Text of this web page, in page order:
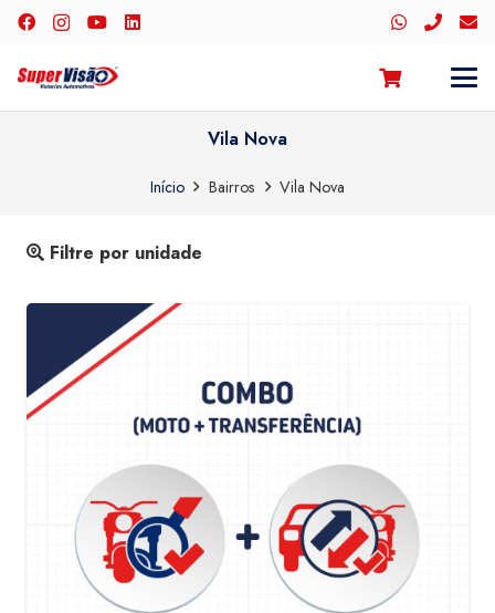
Vila Nova
Início Bairros Vila Nova
Filtre por unidade